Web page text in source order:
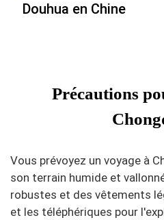
Douhua en Chine
Précautions
Vous prévoyez un voyage à
son terrain humide et
robustes et des vêtements
et les téléphériques pour